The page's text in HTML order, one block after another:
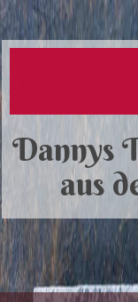
Dannys
aus